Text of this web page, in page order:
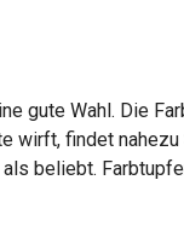
gute Wahl. Die
wirft, findet
beliebt.